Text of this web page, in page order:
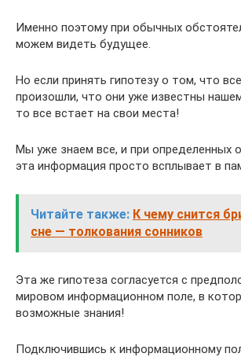
Именно поэтому при обычных
можем видеть будущее.
Но если принять гипотезу о том, что
произошли, что они уже известны
то все встает на свои места!
Мы уже знаем все, и при определенных
эта информация просто всплывает в
Читайте также: К чему снится
сне — толкования сонников
Эта же гипотеза согласуется с
мировом информационном поле, в
возможные знания!
Подключившись к информационному